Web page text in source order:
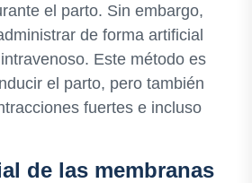
el parto. Sin embargo,
de forma artificial
Este método es
el parto, pero también
fuertes e incluso
de las membranas